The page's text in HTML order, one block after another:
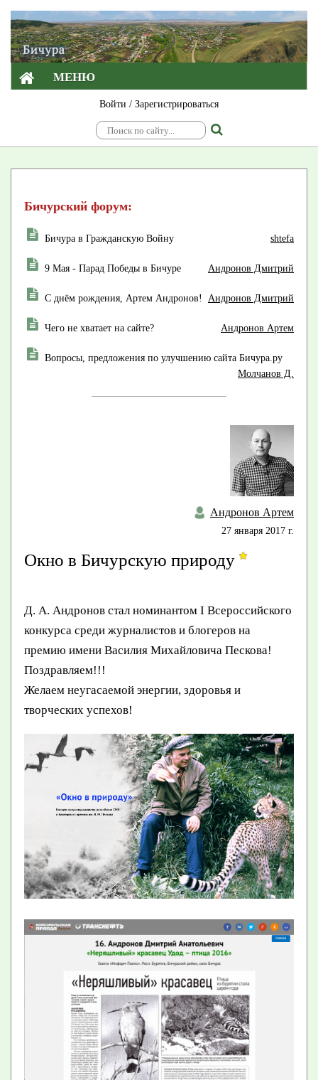
МЕНЮ
Войти / Зарегистрироваться
Бичурский форум:
Бичура в Гражданскую Войну shtefa
9 Мая - Парад Победы в Бичуре Андронов Дмитрий
С днём рождения, Артем Андронов! Андронов Дмитрий
Чего не хватает на сайте? Андронов Артем
Вопросы, предложения по улучшению сайта Бичура.ру
Молчанов Д.
Андронов Артем
27 января 2017 г.
Окно в Бичурскую природу
Д. А. Андронов стал номинантом I Всероссийского
конкурса среди журналистов и блогеров на
премию имени Василия Михайловича Пескова!
Поздравляем!!!
Желаем неугасаемой энергии, здоровья и
творческих успехов!